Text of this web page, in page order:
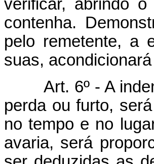
verificar, abrindo
contenha.
pelo remetente, a
suas,
Art. 6º - A
perda ou furto,
no tempo e no
avaria, será